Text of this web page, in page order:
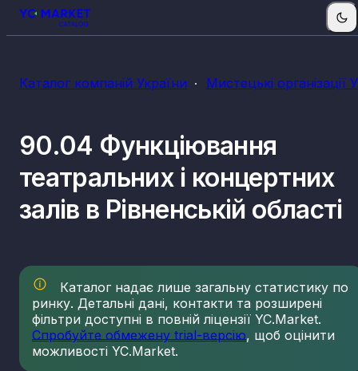
Каталог компаній України Мистецькі організації
90.04 Функціювання
театральних і концертних
залів в Рівненській області
Каталог надає лише загальну статистику по
ринку. Детальні дані, контакти та розширені
фільтри доступні в повній ліцензії YC.Market.
Спробуйте обмежену trial-версію, щоб оцінити
можливості YC.Market.